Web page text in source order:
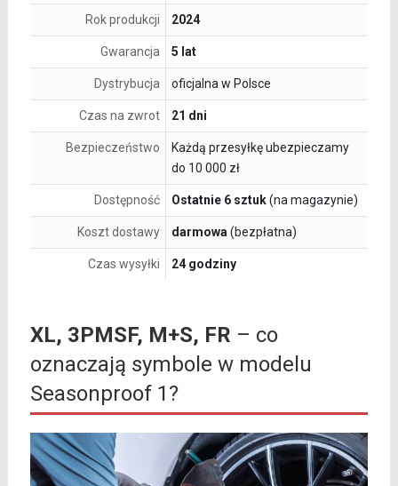
Rok produkcji 2024
Gwarancja 5 lat
Dystrybucja oficjalna w Polsce
Czas na zwrot 21 dni
Bezpieczeństwo
Każdą przesyłkę ubezpieczamy
do 10 000 zł
Dostępność Ostatnie 6 sztuk(na magazynie)
Koszt dostawy darmowa (bezpłatna)
Czas wysyłki 24 godziny
XL, 3PMSF, M+S, FR – co
oznaczają symbole w modelu
Seasonproof 1?